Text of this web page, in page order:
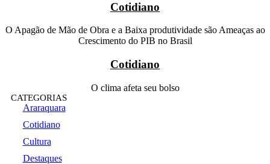
Cotidiano
O Apagão de Mão de Obra e a Baixa produtividade são Ameaças ao
Crescimento do PIB no Brasil
Cotidiano
O clima afeta seu bolso
CATEGORIAS
Araraquara
Cotidiano
Cultura
Destaques